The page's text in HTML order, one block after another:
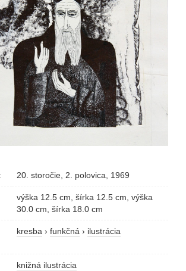
20. storočie, 2. polovica, 1969
výška 12.5 cm, šírka 12.5 cm, výška
30.0 cm, šírka 18.0 cm
kresba › funkčná › ilustrácia
knižná ilustrácia